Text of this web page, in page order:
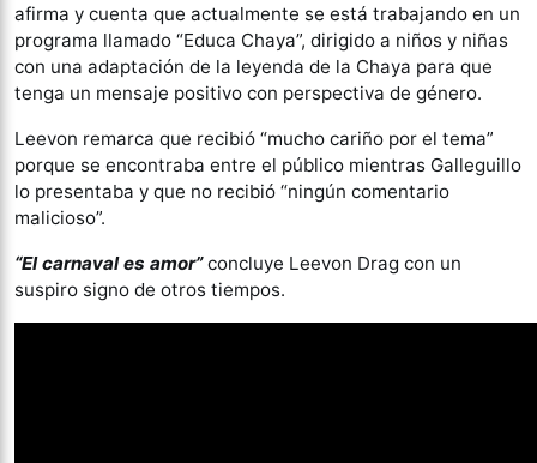
afirma y cuenta que actualmente se está trabajando en un
programa llamado “Educa Chaya”, dirigido a niños y niñas
con una adaptación de la leyenda de la Chaya para que
tenga un mensaje positivo con perspectiva de género.
Leevon remarca que recibió “mucho cariño por el tema”
porque se encontraba entre el público mientras Galleguillo
lo presentaba y que no recibió “ningún comentario
malicioso”.
“El carnaval es amor”concluye Leevon Drag con un
suspiro signo de otros tiempos.